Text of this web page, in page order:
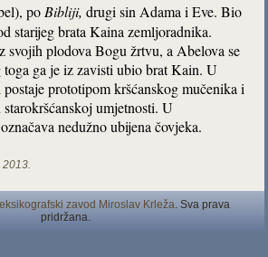
po Bibliji, drugi sin Adama i Eve. Bio
starijeg brata Kaina zemljoradnika.
svojih plodova Bogu žrtvu, a Abelova se
ga je iz zavisti ubio brat Kain. U
prototipom kršćanskog mučenika i
umjetnosti. U
nedužno ubijena čovjeka.
zavod Miroslav Krleža . Sva prava
pridržana.